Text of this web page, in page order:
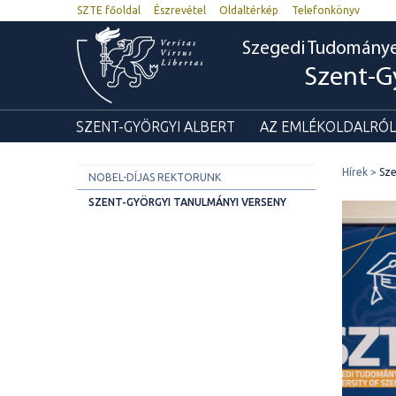
SZTE főoldal Észrevétel Oldaltérkép Telefonkönyv
Szegedi
Szent-
SZENT-GYÖRGYI ALBERT AZ EMLÉKOLDALRÓL
NOBEL-DÍJAS REKTORUNK
SZENT-GYÖRGYI TANULMÁNYI VERSENY
Hírek